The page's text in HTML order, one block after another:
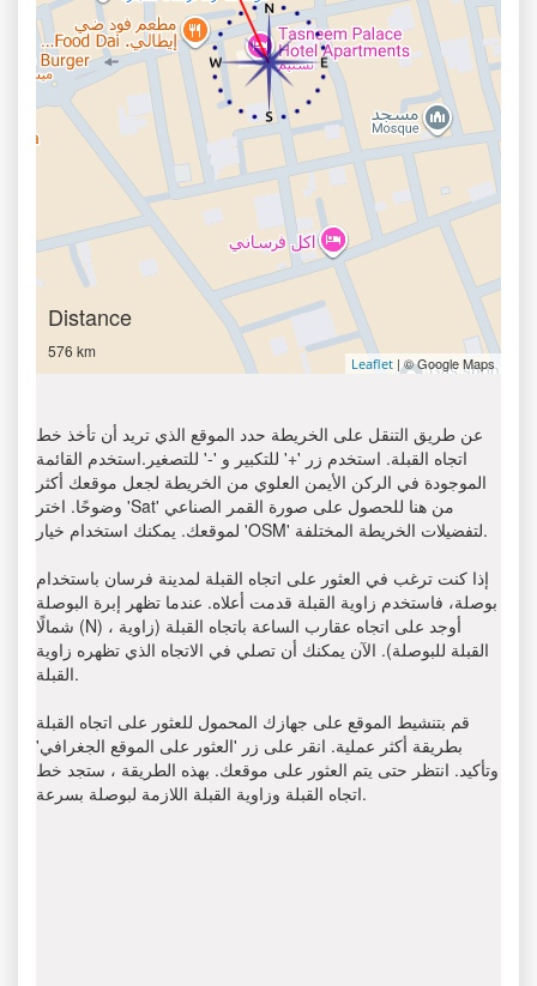
Distance
576 km
Leaflet | © Google Maps
عن طريق التنقل على الخريطة حدد الموقع الذي تريد أن تأخذ خط
اتجاه القبلة. استخدم زر '+' للتكبير و '-' للتصغير.استخدم القائمة
الموجودة في الركن الأيمن العلوي من الخريطة لجعل موقعك أكثر
وضوحًا. اختر 'Sat' من هنا للحصول على صورة القمر الصناعي
لموقعك. يمكنك استخدام خيار 'OSM' لتفضيلات الخريطة المختلفة.
إذا كنت ترغب في العثور على اتجاه القبلة لمدينة فرسان باستخدام
بوصلة، فاستخدم زاوية القبلة قدمت أعلاه. عندما تظهر إبرة البوصلة
شمالًا (N) ، أوجد على اتجاه عقارب الساعة باتجاه القبلة (زاوية
القبلة للبوصلة). الآن يمكنك أن تصلي في الاتجاه الذي تظهره زاوية
القبلة.
قم بتنشيط الموقع على جهازك المحمول للعثور على اتجاه القبلة
بطريقة أكثر عملية. انقر على زر 'العثور على الموقع الجغرافي'
وتأكيد. انتظر حتى يتم العثور على موقعك. بهذه الطريقة ، ستجد خط
اتجاه القبلة وزاوية القبلة اللازمة لبوصلة بسرعة.